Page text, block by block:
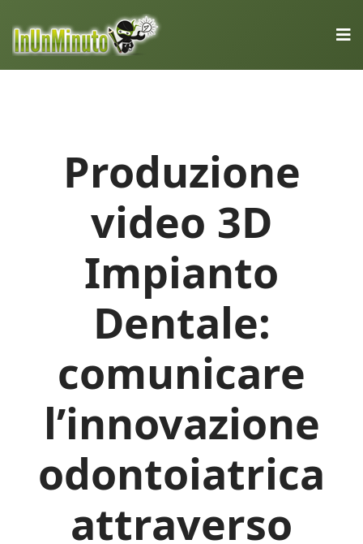
Produzione
video 3D
Impianto
Dentale:
comunicare
l’innovazione
odontoiatrica
attraverso